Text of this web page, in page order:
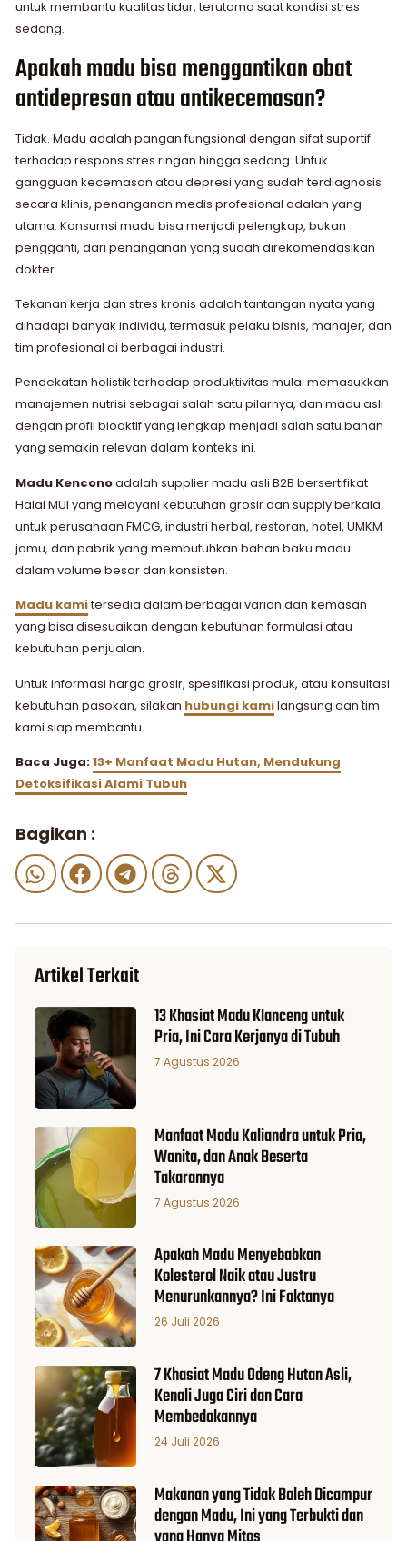
untuk membantu kualitas tidur, terutama saat kondisi stres
sedang.
Apakah madu bisa menggantikan obat
antidepresan atau antikecemasan?
Tidak. Madu adalah pangan fungsional dengan sifat suportif
terhadap respons stres ringan hingga sedang. Untuk
gangguan kecemasan atau depresi yang sudah terdiagnosis
secara klinis, penanganan medis profesional adalah yang
utama. Konsumsi madu bisa menjadi pelengkap, bukan
pengganti, dari penanganan yang sudah direkomendasikan
dokter.
Tekanan kerja dan stres kronis adalah tantangan nyata yang
dihadapi banyak individu, termasuk pelaku bisnis, manajer, dan
tim profesional di berbagai industri.
Pendekatan holistik terhadap produktivitas mulai memasukkan
manajemen nutrisi sebagai salah satu pilarnya, dan madu asli
dengan profil bioaktif yang lengkap menjadi salah satu bahan
yang semakin relevan dalam konteks ini.
Madu Kenconoadalah supplier madu asli B2B bersertifikat
Halal MUI yang melayani kebutuhan grosir dan supply berkala
untuk perusahaan FMCG, industri herbal, restoran, hotel, UMKM
jamu, dan pabrik yang membutuhkan bahan baku madu
dalam volume besar dan konsisten.
Madu kamitersedia dalam berbagai varian dan kemasan
yang bisa disesuaikan dengan kebutuhan formulasi atau
kebutuhan penjualan.
Untuk informasi harga grosir, spesifikasi produk, atau konsultasi
kebutuhan pasokan, silakan hubungi kamilangsung dan tim
kami siap membantu.
Baca Juga:13+ Manfaat Madu Hutan, Mendukung
Detoksifikasi Alami Tubuh
Bagikan :
Artikel Terkait
13 Khasiat Madu Klanceng untuk
Pria, Ini Cara Kerjanya di Tubuh
7 Agustus 2026
Manfaat Madu Kaliandra untuk Pria,
Wanita, dan Anak Beserta
Takarannya
7 Agustus 2026
Apakah Madu Menyebabkan
Kolesterol Naik atau Justru
Menurunkannya? Ini Faktanya
26 Juli 2026
7 Khasiat Madu Odeng Hutan Asli,
Kenali Juga Ciri dan Cara
Membedakannya
24 Juli 2026
Makanan yang Tidak Boleh Dicampur
dengan Madu, Ini yang Terbukti dan